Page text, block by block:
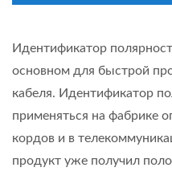
Идентификатор
основном для быстрой
кабеля. Идентификатор
применяться на фабрике
кордов и в
продукт уже получил